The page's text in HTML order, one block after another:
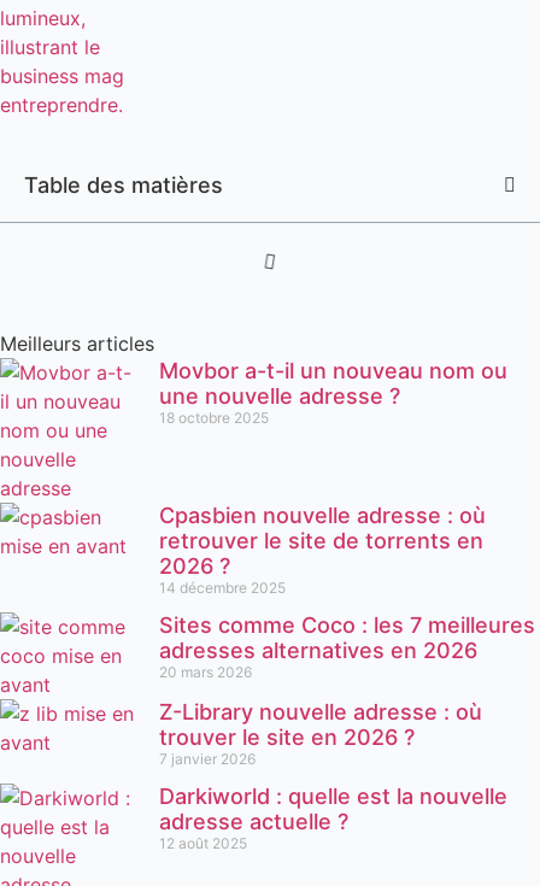
Table des matières
Meilleurs articles
Movbor a-t-il un nouveau nom ou
une nouvelle adresse ?
18 octobre 2025
Cpasbien nouvelle adresse : où
retrouver le site de torrents en
2026 ?
14 décembre 2025
Sites comme Coco : les 7 meilleures
adresses alternatives en 2026
20 mars 2026
Z-Library nouvelle adresse : où
trouver le site en 2026 ?
7 janvier 2026
Darkiworld : quelle est la nouvelle
adresse actuelle ?
12 août 2025